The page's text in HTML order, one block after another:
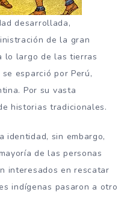
desarrollada,
de la gran
lo largo de las tierras
esparció por Perú,
Por su vasta
historias tradicionales.
identidad, sin embargo,
de las personas
interesados en rescatar
indígenas pasaron a otro